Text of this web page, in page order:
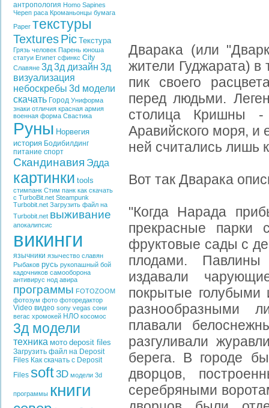
антропология Homo Sapines
Череп раса Кроманьонцы бумага
Paper текстуры
TexturesPic Текстура
Грязь человек Парень юноша
статуи Египет сфинкс City
Славяне 3д 3д дизайн 3д
визуализация
небоскребы 3d модели
скачать Город Униформа
знаки отличия красная армия
военная форма Свастика
Руны Норвегия
история Бодибилдинг
питание спорт
Скандинавия Эдда
картинки tools
стимпанк Стим панк как скачать
с TurboBit.net Steampunk
Turbobit.net Загрузить файл на
Turbobit.net выживание
апокалипсис
викинги
язычники язычество славян
Рыбаков русь рукопашный бой
кадочников самооборона
антивирус нод авира
программы FOTOZOOM
фотозум фото фоторедактор
Video видео sony vegas сони
вегас хромокей НЛО косомос
3д модели
техника мото deposit files
Загрузить файл на Deposit
Files Как скачать с Deposit
Files soft3D модели 3d
программы книги
Дварака (или
жители Гуджарата)
пик своего
перед людьми.
столица Кришны
Аравийского моря, и
ней считались лишь
Вот так Дварака
"Когда Нарада
прекрасные парки
фруктовые сады с
плодами.
издавали
покрытые
разнообразными
плавали
разгуливали
берега. В городе
дворцов,
серебряными